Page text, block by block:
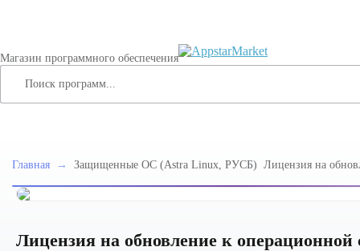
Магазин программного обеспечения
Главная → Защищенные ОС (Astra Linux, РУСБ) Лицензия на
Special Edition»
Лицензия на обновление к операционной